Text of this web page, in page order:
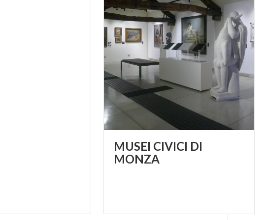
in der
Kapelle
bis in die Gegenwart
Rosetten,
tragen, von
die bereits vom heiligen
Nägel identifiziert, die
ihres Sohnes, des
MUSEI CIVICI DI
MONZA